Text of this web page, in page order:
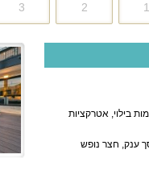
1
2
3
בילוי, אטרקציות
ומסך ענק, חצר נופש